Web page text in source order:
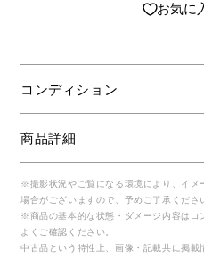
お気に
コンディション
商品詳細
※撮影状況やご覧になる環境により、イメ
場合がございますので、予めご了承くださ
※商品の基本的な状態・ダメージ内容はコ
よくご確認ください。
中古品という特性上、画像・記載共に掲